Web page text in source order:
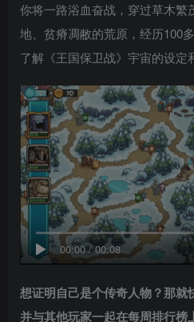
你将一路浴血奋战，穿过草木繁
地、贫瘠凋敝的荒原，经历100
了解《王国保卫战》宇宙的设定
00:00/00:08
想证明自己是个传奇人物？那就
并与其他玩家一起在每周排行榜